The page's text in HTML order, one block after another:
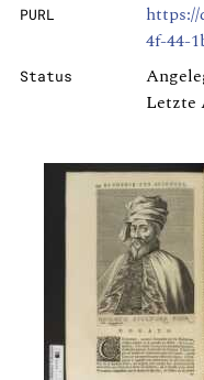
PURL
4f-44-
Status
Letzte